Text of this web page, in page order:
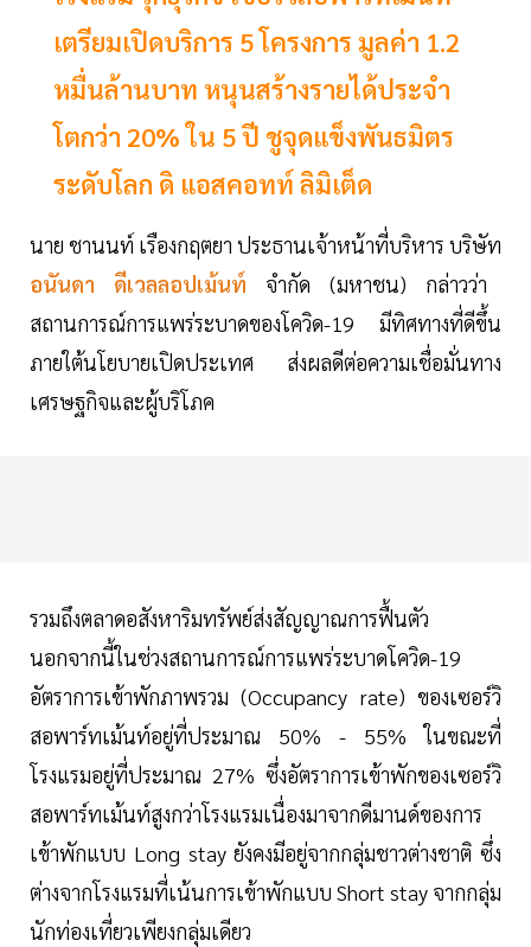
เตรียมเปิดบริการ 5 โครงการ มูลค่า 1.2
หมื่นล้านบาท หนุนสร้างรายได้ประจำ
โตกว่า 20% ใน 5 ปี ชูจุดแข็งพันธมิตร
ระดับโลก ดิ แอสคอทท์ ลิมิเต็ด
นาย ชานนท์ เรืองกฤตยา ประธานเจ้าหน้าที่บริหาร บริษัท
อนันดา ดีเวลลอปเม้นท์ จำกัด (มหาชน) กล่าวว่า
สถานการณ์การแพร่ระบาดของโควิด-19 มีทิศทางที่ดีขึ้น
ภายใต้นโยบายเปิดประเทศ ส่งผลดีต่อความเชื่อมั่นทาง
เศรษฐกิจและผู้บริโภค
รวมถึงตลาดอสังหาริมทรัพย์ส่งสัญญาณการฟื้นตัว
นอกจากนี้ในช่วงสถานการณ์การแพร่ระบาดโควิด-19
อัตราการเข้าพักภาพรวม (Occupancy rate) ของเซอร์วิ
สอพาร์ทเม้นท์อยู่ที่ประมาณ 50% - 55% ในขณะที่
โรงแรมอยู่ที่ประมาณ 27% ซึ่งอัตราการเข้าพักของเซอร์วิ
สอพาร์ทเม้นท์สูงกว่าโรงแรมเนื่องมาจากดีมานด์ของการ
เข้าพักแบบ Long stay ยังคงมีอยู่จากกลุ่มชาวต่างชาติ ซึ่ง
ต่างจากโรงแรมที่เน้นการเข้าพักแบบ Short stay จากกลุ่ม
นักท่องเที่ยวเพียงกลุ่มเดียว